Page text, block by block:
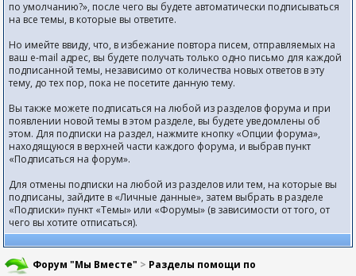
по умолчанию?», после чего вы будете автоматически подписываться
на все темы, в которые вы ответите.
Но имейте ввиду, что, в избежание повтора писем, отправляемых на
ваш e-mail адрес, вы будете получать только одно письмо для каждой
подписанной темы, независимо от количества новых ответов в эту
тему, до тех пор, пока не посетите данную тему.
Вы также можете подписаться на любой из разделов форума и при
появлении новой темы в этом разделе, вы будете уведомлены об
этом. Для подписки на раздел, нажмите кнопку «Опции форума»,
находящуюся в верхней части каждого форума, и выбрав пункт
«Подписаться на форум».
Для отмены подписки на любой из разделов или тем, на которые вы
подписаны, зайдите в «Личные данные», затем выбрать в разделе
«Подписки» пункт «Темы» или «Форумы» (в зависимости от того, от
чего вы хотите отписаться).
Форум "Мы Вместе" > Разделы помощи по